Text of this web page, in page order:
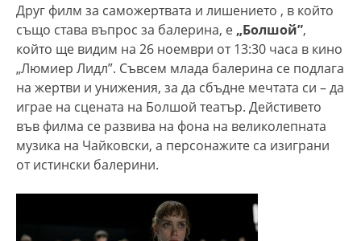
Друг филм за саможертвата и лишението , в който
също става въпрос за балерина, е „Болшой”,
който ще видим на 26 ноември от 13:30 часа в кино
„Люмиер Лидл”. Съвсем млада балерина се подлага
на жертви и унижения, за да сбъдне мечтата си – да
играе на сцената на Болшой театър. Дейстивето
във филма се развива на фона на великолепната
музика на Чайковски, а персонажите са изиграни
от истински балерини.